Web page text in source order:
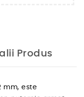
Produs
mm, este